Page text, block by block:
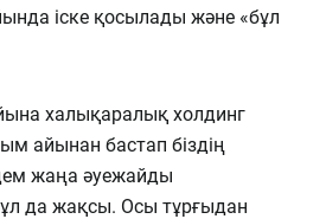
іске қосылады және «бұл
халықаралық холдинг
айынан бастап біздің
жаңа әуежайды
да жақсы. Осы тұрғыдан